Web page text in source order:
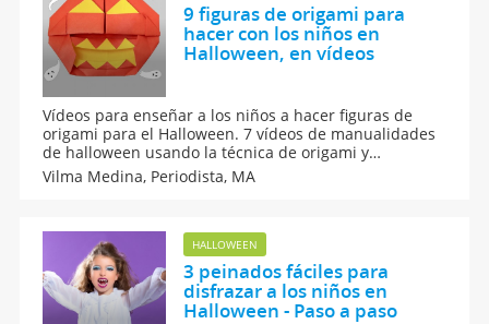
9 figuras de origami para
hacer con los niños en
Halloween, en vídeos
Vídeos para enseñar a los niños a hacer figuras de
origami para el Halloween. 7 vídeos de manualidades
de halloween usando la técnica de origami y
papiroflexia. Cómo hacer una calabaza, una calavera,
un sombrero de bruja, un murciélago, un vampiro y
Vilma Medina, Periodista, MA
HALLOWEEN
3 peinados fáciles para
disfrazar a los niños en
Halloween - Paso a paso